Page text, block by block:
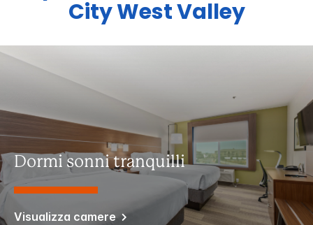
City West Valley
Dormi sonni tranquilli
Visualizza camere